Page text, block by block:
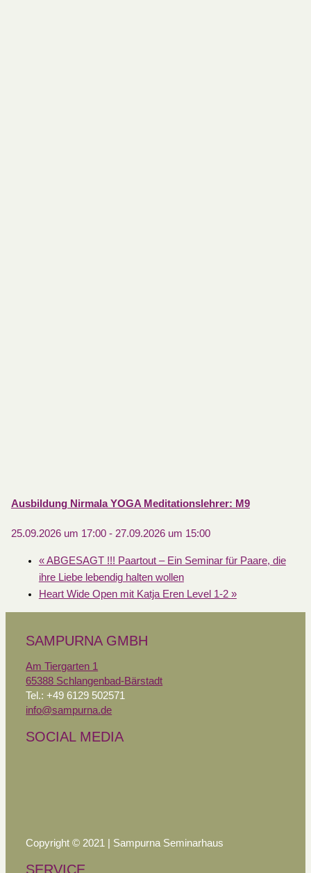
Ausbildung Nirmala YOGA Meditationslehrer: M9
25.09.2026 um 17:00- 27.09.2026 um 15:00
«ABGESAGT !!! Paartout – Ein Seminar für Paare, die
ihre Liebe lebendig halten wollen
Heart Wide Open mit Katja Eren Level 1-2 »
SAMPURNA GMBH
Am Tiergarten 1
65388 Schlangenbad-Bärstadt
Tel.: +49 6129 502571
info@sampurna.de
SOCIAL MEDIA
Copyright © 2021 | Sampurna Seminarhaus
SERVICE